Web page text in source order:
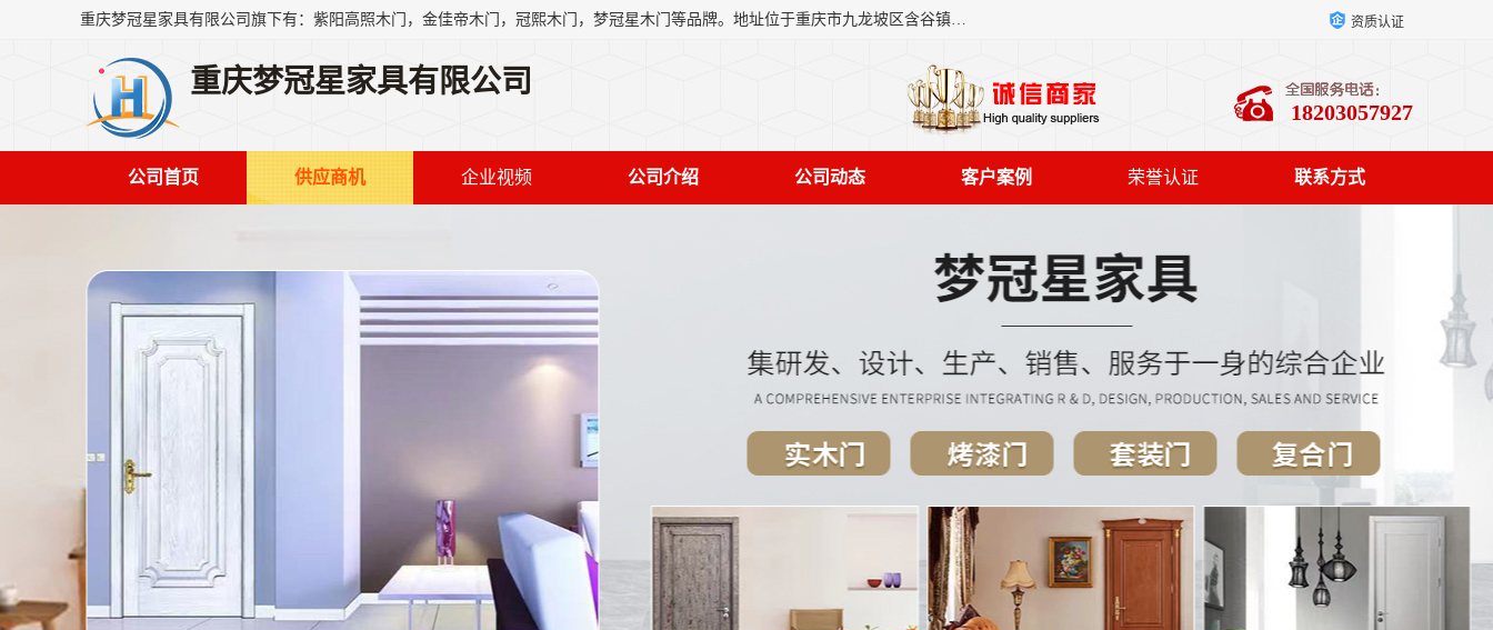
重庆梦冠星家具有限公司旗下有：紫阳高照木门，金佳帝木门，冠熙木门，梦冠星木门等品牌。地址位于重庆市九龙坡区含谷镇崇兴村7社，欢迎新老客户来访。 资质认证
重庆梦冠星家具有限公司
18203057927
公司首页 供应商机 企业视频 公司介绍 公司动态 客户案例 荣誉认证 联系方式